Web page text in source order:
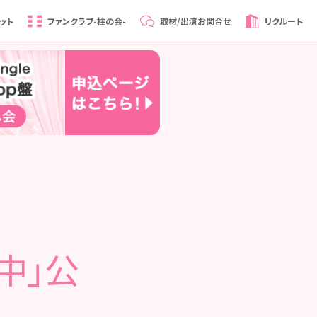
ト ファンクラブ-柱の会- 取材/出演お問合せ リクルート
」公